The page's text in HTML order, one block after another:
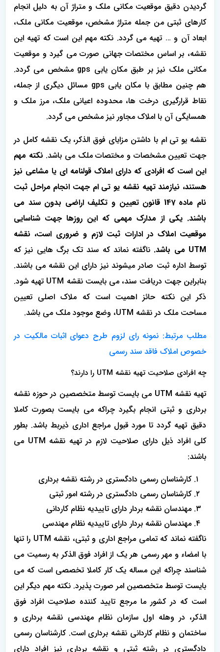
گردیدن دقیق موقعیت مکانی ملک و متراژ آن به دلیل انجام
کارهای ثبتی من جمله متراژ مشخص، موقعیت مکانی ملک،
ابعاد آن و … تهیه می گردد. نکته مهم این است که تهیه این
نقشه، بر اساس مختصات جهانی صورت می گیرد و موقعیت
مکانی ملک نیز بر طبق مکان یابی gps مشخص می گردد.
هم چنین مطابق با مکان یابی gps مسائل دیگری از جمله،
نقاط قرارگیری درخت ها، محدوده اعیانی ملک، مرز ملک و
همسایگی آن با املاک مجاور نیز مشخص می گردد.
نقشه یو تی ام با داشتن مزایای فوق الذکر، یک نقشه کامل در
جهت تعیین مشخصات و مختصات ملک می باشد. نکته مهم
این است که افرادی که دارای املاک قولنامه ای یا مشاعی نیز
هستند، نیازمند تهیه نقشه یو تی ام جهت انجام مراحل ثبت
نام ماده 147 قانون تعیین و تکلیف اراضی بدون سند می
باشند. یکی از مدارک مهمی که این روزها جهت شناسایی
موقعیت املاک در ادارات ثبت لازم و ضروری است، نقشه
UTM می باشد.
ناگفته نماند که سند تک برگ هایی نیز که
توسط اداره ثبت صادر میشوند نیز دارای این نقشه می باشند.
بنابراین جهت دریافت سند، می بایست نقشه UTM تهیه شود.
ذکر این نکته حائز اهمیت است که ملاک اصلی تعیین
مساحت ملک در نقشه UTM، وضع موجود ملک می باشد.
مطلب مرتبط: نمونه رای لزوم طرح دعوای اثبات مالکیت در
خصوص املاک فاقد سند رسمی
چه افرادی صلاحیت تهیه نقشه UTM را دارند؟
تهیه نقشه UTM می بایست توسط متخصصین در حوزه نقشه
برداری و ثبتی انجام بگیرد چراکه می بایست بصورت کاملا
دقیق تهیه گردد تا مورد قبول مراجع اداری ذیربط باشد. بطور
کلی افراد ذیل دارای صلاحیت لازم در تهیه نقشه UTM می
باشند:
کارشناسان رسمی دادگستری در رشته نقشه برداری
کارشناسان رسمی دادگستری در رشته امور ثبتی
مهندسان نقشه بردار دارای تاییدیه نظام کاردانی
مهندسان نقشه بردار دارای تاییدیه نظام مهندسی ‌
ناگفته نماند که تمامی مراجع اداری و ثبتی، نقشه UTM را تنها
با امضاء و مهر رسمی هر یک از افراد فوق الذکر به رسمیت می
شناسند چراکه این مساله یک کار کاملا تخصصی است که می
بایست توسط متخصصین امر صورت پذیرد. نکته مهم دیگر این
است که در کشور ما مرجع تایید کننده صلاحیت افراد فوق
الذکر، در وهله اول سازمان نظام مهندسی نقشه برداری و
ساختمان و نظام کاردانی نقشه برداری است. کارشناسان رسمی
دادگستری در رشته ثبتی و نقشه برداری نیز افراد دارای